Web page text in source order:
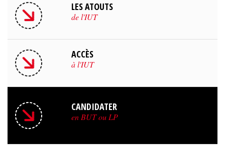
LES ATOUTS
de l'IUT
ACCÈS
à l'IUT
CANDIDATER
en BUT ou LP